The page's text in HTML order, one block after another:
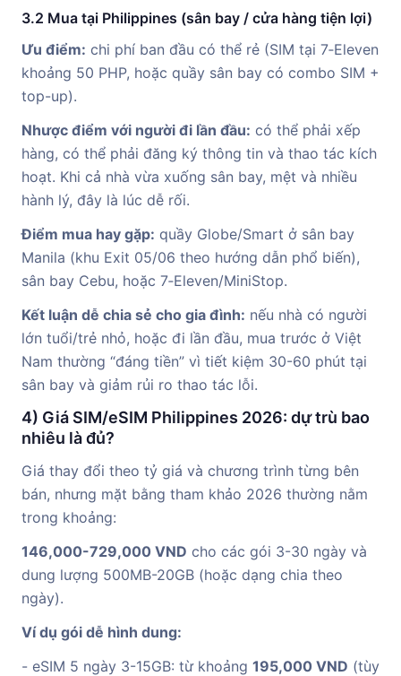
3.2 Mua tại Philippines (sân bay / cửa hàng tiện lợi)
Ưu điểm: chi phí ban đầu có thể rẻ (SIM tại 7‑Eleven
khoảng 50 PHP, hoặc quầy sân bay có combo SIM +
top-up).
Nhược điểm với người đi lần đầu: có thể phải xếp
hàng, có thể phải đăng ký thông tin và thao tác kích
hoạt. Khi cả nhà vừa xuống sân bay, mệt và nhiều
hành lý, đây là lúc dễ rối.
Điểm mua hay gặp: quầy Globe/Smart ở sân bay
Manila (khu Exit 05/06 theo hướng dẫn phổ biến),
sân bay Cebu, hoặc 7‑Eleven/MiniStop.
Kết luận dễ chia sẻ cho gia đình: nếu nhà có người
lớn tuổi/trẻ nhỏ, hoặc đi lần đầu, mua trước ở Việt
Nam thường “đáng tiền” vì tiết kiệm 30-60 phút tại
sân bay và giảm rủi ro thao tác lỗi.
4) Giá SIM/eSIM Philippines 2026: dự trù bao
nhiêu là đủ?
Giá thay đổi theo tỷ giá và chương trình từng bên
bán, nhưng mặt bằng tham khảo 2026 thường nằm
trong khoảng:
146,000-729,000 VND cho các gói 3-30 ngày và
dung lượng 500MB-20GB (hoặc dạng chia theo
ngày).
Ví dụ gói dễ hình dung:
- eSIM 5 ngày 3-15GB: từ khoảng 195,000 VND (tùy